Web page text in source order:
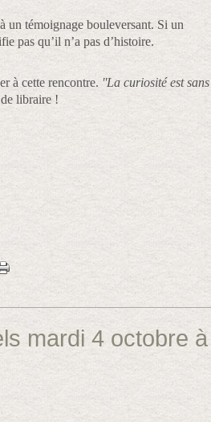
un témoignage bouleversant. Si un
pas qu’il n’a pas d’histoire.
à cette rencontre. ''La curiosité est sans
libraire !
mardi 4 octobre à